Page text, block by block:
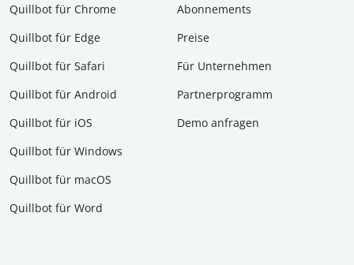
Quillbot für Chrome
Quillbot für Edge
Quillbot für Safari
Quillbot für Android
Quillbot für iOS
Quillbot für Windows
Quillbot für macOS
Quillbot für Word
Abon­ne­ments
Preise
Für Unternehmen
Partnerprogramm
Demo anfragen